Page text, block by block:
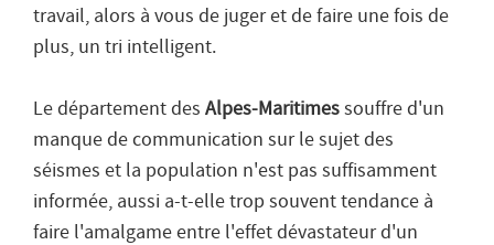
travail, alors à vous de juger et de faire une fois de
plus, un tri intelligent.
Le département des Alpes-Maritimes souffre d'un
manque de communication sur le sujet des
séismes et la population n'est pas suffisamment
informée, aussi a-t-elle trop souvent tendance à
faire l'amalgame entre l'effet dévastateur d'un